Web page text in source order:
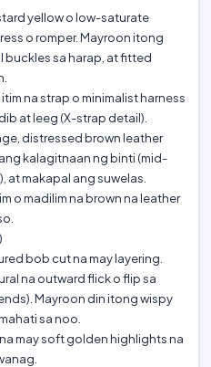
yellow o low-saturate
o romper. Mayroon itong
buckles sa harap, at fitted
na strap o minimalist harness
at leeg (X-strap detail).
distressed brown leather
kalagitnaan ng binti (mid-
at makapal ang suwelas.
o madilim na brown na leather
bob cut na may layering.
na outward flick o flip sa
Mayroon din itong wispy
sa noo.
may soft golden highlights na